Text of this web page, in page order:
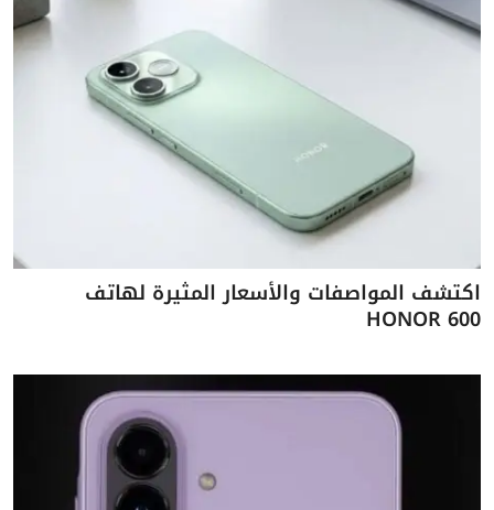
اكتشف المواصفات والأسعار المثيرة لهاتف
HONOR 600